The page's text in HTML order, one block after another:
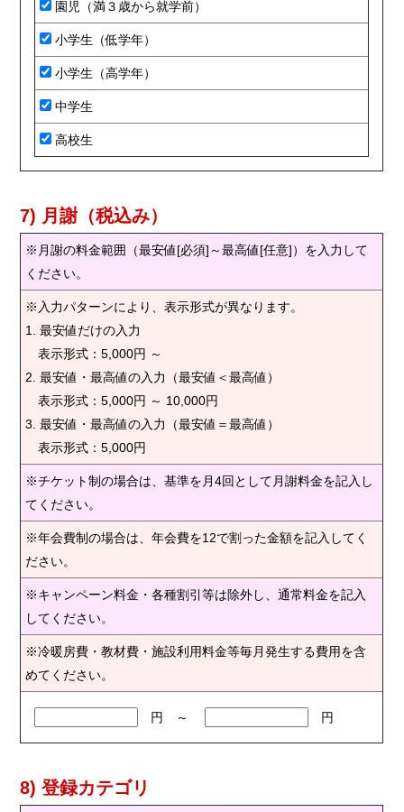
園児（満３歳から就学前）
小学生（低学年）
小学生（高学年）
中学生
高校生
7) 月謝（税込み）
※月謝の料金範囲（最安値[必須]～最高値[任意]）を入力して
ください。
※入力パターンにより、表示形式が異なります。
1. 最安値だけの入力
表示形式：5,000円 ～
2. 最安値・最高値の入力（最安値＜最高値）
表示形式：5,000円 ～ 10,000円
3. 最安値・最高値の入力（最安値＝最高値）
表示形式：5,000円
※チケット制の場合は、基準を月4回として月謝料金を記入し
てください。
※年会費制の場合は、年会費を12で割った金額を記入してく
ださい。
※キャンペーン料金・各種割引等は除外し、通常料金を記入
してください。
※冷暖房費・教材費・施設利用料金等毎月発生する費用を含
めてください。
円 ～ 円
8) 登録カテゴリ